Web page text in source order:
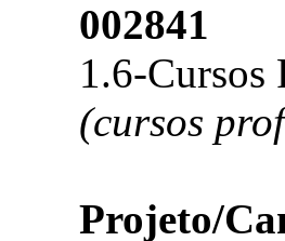
002841
1.6-Cursos
(cursos
Projeto/